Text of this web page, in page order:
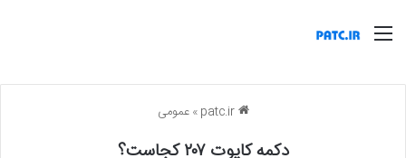
منو
patc.ir
» عمومی
دکمه کاپوت ۲۰۷ کجاست؟